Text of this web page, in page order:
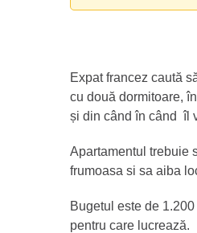
Expat francez caută
cu două dormitoare,
și din când în când îl
Apartamentul trebuie
frumoasa si sa aiba
Bugetul este de
pentru care lucrează.